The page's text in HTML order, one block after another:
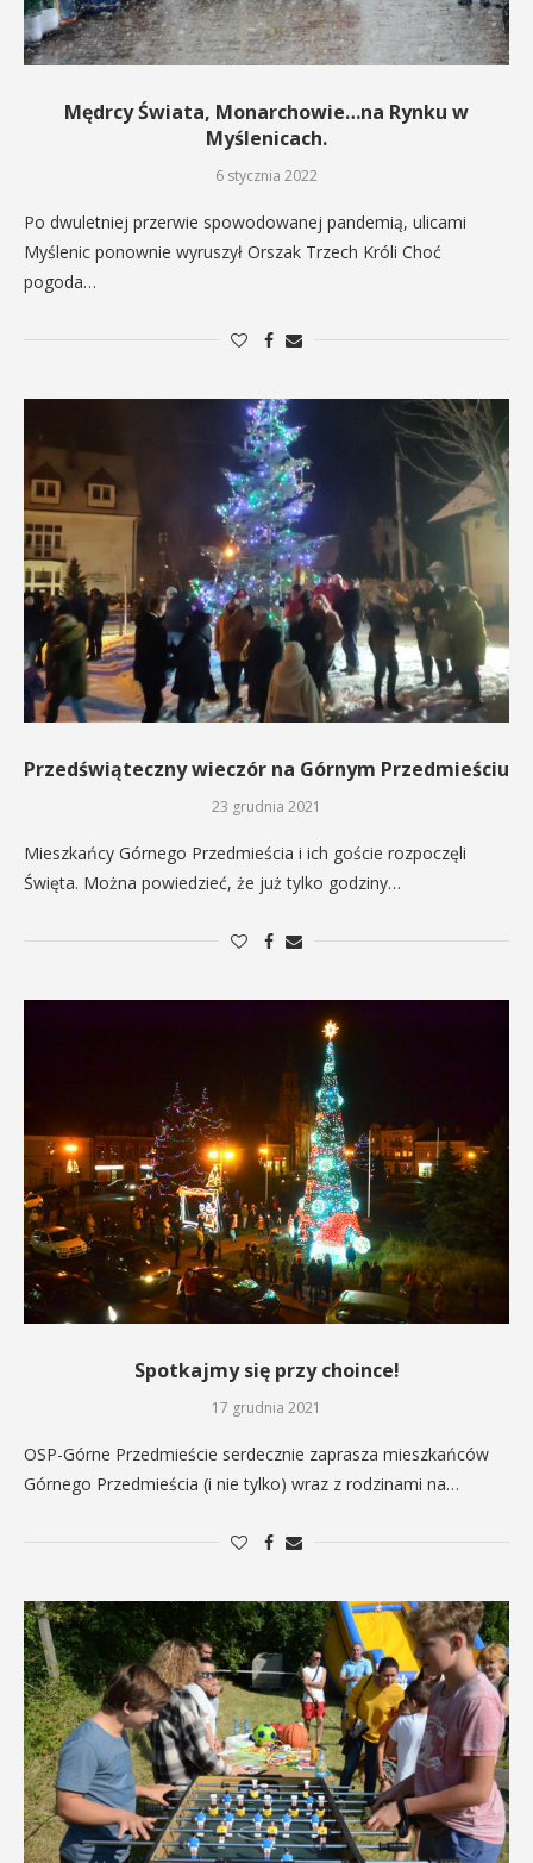
Mędrcy Świata, Monarchowie…na Rynku w
Myślenicach.
6 stycznia 2022
Po dwuletniej przerwie spowodowanej pandemią, ulicami
Myślenic ponownie wyruszył Orszak Trzech Króli Choć
pogoda…
Przedświąteczny wieczór na Górnym Przedmieściu
23 grudnia 2021
Mieszkańcy Górnego Przedmieścia i ich goście rozpoczęli
Święta. Można powiedzieć, że już tylko godziny…
Spotkajmy się przy choince!
17 grudnia 2021
OSP-Górne Przedmieście serdecznie zaprasza mieszkańców
Górnego Przedmieścia (i nie tylko) wraz z rodzinami na…